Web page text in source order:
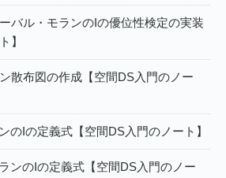
バル・モランのIの優位性検定の実装
】
散布図の作成【空間DS入門のノー
のIの定義式【空間DS入門のノート】
ンのIの定義式【空間DS入門のノー